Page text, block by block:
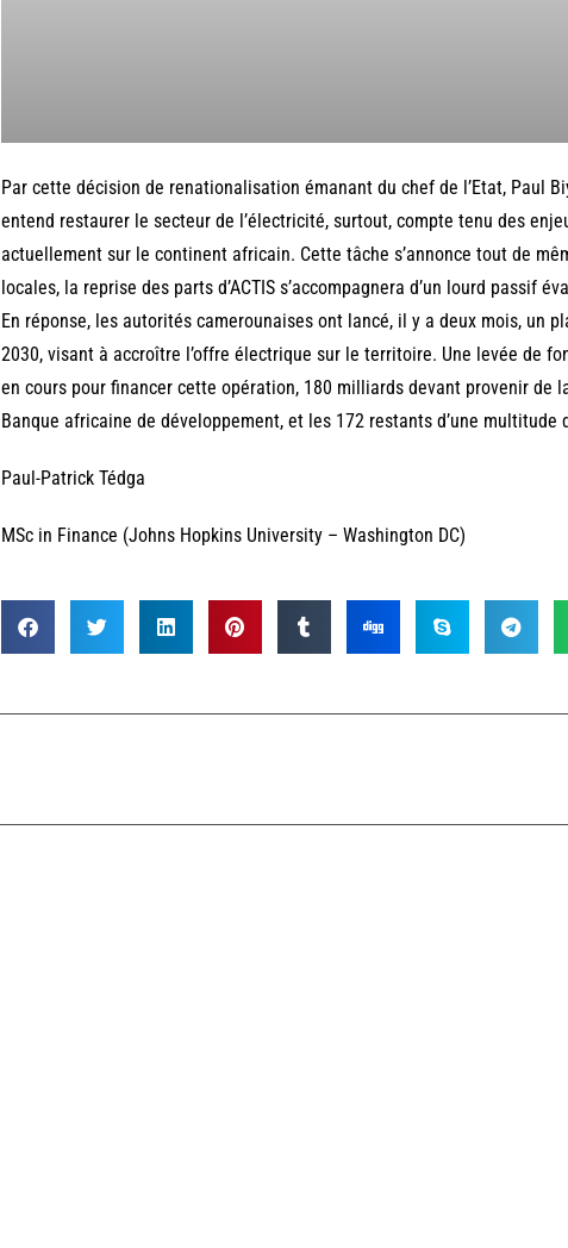
Par cette décision de renationalisation émanant du chef de l’Etat, Paul
entend restaurer le secteur de l’électricité, surtout, compte tenu des
actuellement sur le continent africain. Cette tâche s’annonce tout de
locales, la reprise des parts d’ACTIS s’accompagnera d’un lourd passif
En réponse, les autorités camerounaises ont lancé, il y a deux mois, un
2030, visant à accroître l’offre électrique sur le territoire. Une levée de
en cours pour financer cette opération, 180 milliards devant provenir de
Banque africaine de développement, et les 172 restants d’une multitude
Paul-Patrick Tédga
MSc in Finance (Johns Hopkins University – Washington DC)